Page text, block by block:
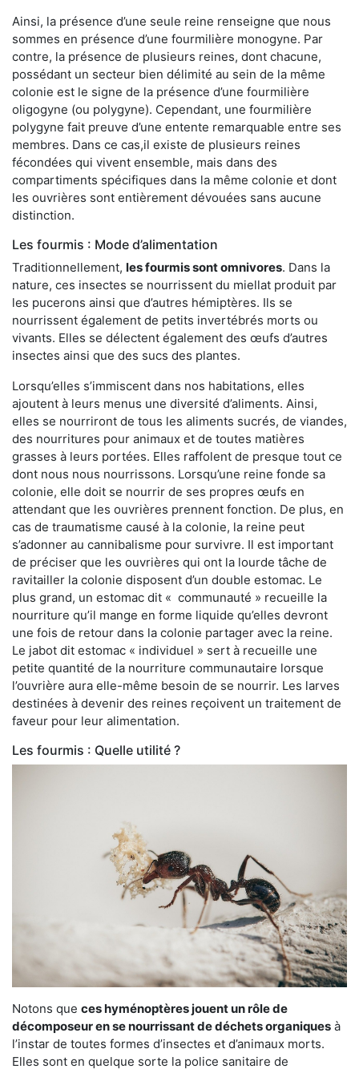
Ainsi, la présence d’une seule reine renseigne que nous
sommes en présence d’une fourmilière monogyne. Par
contre, la présence de plusieurs reines, dont chacune,
possédant un secteur bien délimité au sein de la même
colonie est le signe de la présence d’une fourmilière
oligogyne (ou polygyne). Cependant, une fourmilière
polygyne fait preuve d’une entente remarquable entre ses
membres. Dans ce cas,il existe de plusieurs reines
fécondées qui vivent ensemble, mais dans des
compartiments spécifiques dans la même colonie et dont
les ouvrières sont entièrement dévouées sans aucune
distinction.
Les fourmis : Mode d’alimentation
Traditionnellement, les fourmis sont omnivores. Dans la
nature, ces insectes se nourrissent du miellat produit par
les pucerons ainsi que d’autres hémiptères. Ils se
nourrissent également de petits invertébrés morts ou
vivants. Elles se délectent également des œufs d’autres
insectes ainsi que des sucs des plantes.
Lorsqu’elles s’immiscent dans nos habitations, elles
ajoutent à leurs menus une diversité d’aliments. Ainsi,
elles se nourriront de tous les aliments sucrés, de viandes,
des nourritures pour animaux et de toutes matières
grasses à leurs portées. Elles raffolent de presque tout ce
dont nous nous nourrissons. Lorsqu’une reine fonde sa
colonie, elle doit se nourrir de ses propres œufs en
attendant que les ouvrières prennent fonction. De plus, en
cas de traumatisme causé à la colonie, la reine peut
s’adonner au cannibalisme pour survivre. Il est important
de préciser que les ouvrières qui ont la lourde tâche de
ravitailler la colonie disposent d’un double estomac. Le
plus grand, un estomac dit « communauté » recueille la
nourriture qu’il mange en forme liquide qu’elles devront
une fois de retour dans la colonie partager avec la reine.
Le jabot dit estomac « individuel » sert à recueille une
petite quantité de la nourriture communautaire lorsque
l’ouvrière aura elle-même besoin de se nourrir. Les larves
destinées à devenir des reines reçoivent un traitement de
faveur pour leur alimentation.
Les fourmis : Quelle utilité ?
Notons que ces hyménoptères jouent un rôle de
décomposeur en se nourrissant de déchets organiques à
l’instar de toutes formes d’insectes et d’animaux morts.
Elles sont en quelque sorte la police sanitaire de